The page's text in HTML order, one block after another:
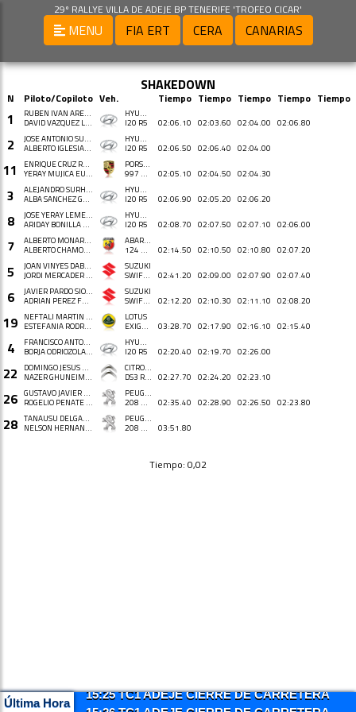
29º RALLYE VILLA DE ADEJE BP TENERIFE 'TROFEO CICAR'
MENU FIA ERT CERA CANARIAS
SHAKEDOWN
N Piloto/Copiloto Veh. Tiempo Tiempo Tiempo Tiempo Tiempo
1
RUBEN IVAN ARES ROEL
DAVID VAZQUEZ LISTE
HYUNDAI
I20 R5
02:06.10 02:03.60 02:04.00 02:06.80
2
JOSE ANTONIO SUAREZ MIRANDA
ALBERTO IGLESIAS PIN
HYUNDAI
I20 R5
02:06.50 02:06.40 02:04.00
11
ENRIQUE CRUZ RAMOS
YERAY MUJICA EUGENIO
PORSCHE
997 GT3 CUP R 2010
02:05.10 02:04.50 02:04.30
3
ALEJANDRO SURHAYEN PERNIA CALDERON
ALBA SANCHEZ GONZALEZ
HYUNDAI
I20 R5
02:06.90 02:05.20 02:06.20
8
JOSÉ YERAY LEMES MACÍAS
ARIDAY BONILLA DELGADO
HYUNDAI
I20 R5
02:08.70 02:07.50 02:07.10 02:06.00
7
ALBERTO MONARRI AZAÑEDO
ALBERTO CHAMORRO GÁMEZ
ABARTH
124 RALLY R-GT
02:14.50 02:10.50 02:10.80 02:07.20
5
JOAN VINYES DABAD
JORDI MERCADER FARRERO
SUZUKI
SWIFT SPORT R+ N5
02:41.20 02:09.00 02:07.90 02:07.40
6
JAVIER PARDO SIOTA
ADRIAN PEREZ FERNANDEZ
SUZUKI
SWIFT SPORT R+ N5
02:12.20 02:10.30 02:11.10 02:08.20
19
NEFTALÍ MARTÍN DÍAZ
ESTEFANÍA RODRÍGUEZ IZQUIERDO
LOTUS
EXIGE 260 CUP
03:28.70 02:17.90 02:16.10 02:15.40
4
FRANCISCO ANTONIO LÓPEZ PACHECO
BORJA ODRIOZOLA TORRE
HYUNDAI
I20 R5
02:20.40 02:19.70 02:26.00
22
DOMINGO JESÚS HERNÁNDEZ GUERRA
NAZER GHUNEIM OLIVARES
CITROËN
DS3 R3T 02:27.70 02:24.20 02:23.10
26
GUSTAVO JAVIER SOSA ESPINEL
ROGELIO PEÑATE LÓPEZ
PEUGEOT
208 VTI R2
02:35.40 02:28.90 02:26.50 02:23.80
28
TANAUSÚ DELGADO MULERO
NELSON HERNANDEZ MENDOZA
PEUGEOT
208 VTI R2
03:51.80
Última Hora
15:25 TC1 ADEJE CIERRE DE CARRETERA
Tiempo: 0,02